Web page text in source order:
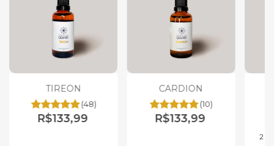
TIREON
(48)
R$133,99
CARDION
(10)
R$133,99
2